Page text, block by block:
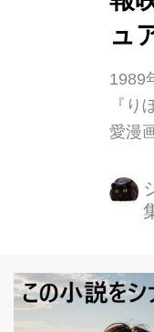
ェッ
ュ
1989
『り
愛漫
まし
の子
タジ
ット